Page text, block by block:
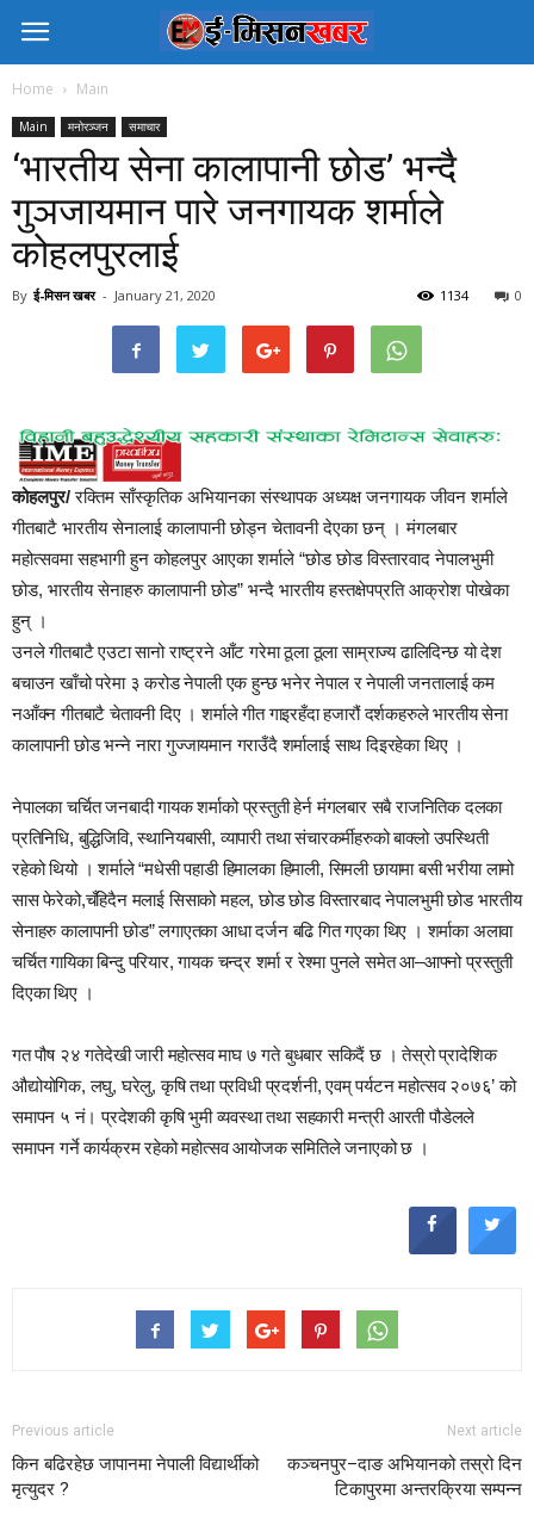
Home Main
Main मनोरञ्जन समाचार
‘भारतीय सेना कालापानी छोड’ भन्दै
गुञजायमान पारे जनगायक शर्माले
कोहलपुरलाई
By ई-मिसन खबर - January 21, 2020 0
1134
कोहलपुर/रक्तिम साँस्कृतिक अभियानका संस्थापक अध्यक्ष जनगायक जीवन शर्माले
गीतबाटै भारतीय सेनालाई कालापानी छोड्न चेतावनी देएका छन् । मंगलबार
महोत्सवमा सहभागी हुन कोहलपुर आएका शर्माले “छोड छोड विस्तारवाद नेपालभुमी
छोड, भारतीय सेनाहरु कालापानी छोड” भन्दै भारतीय हस्तक्षेपप्रति आक्रोश पोखेका
हुन् ।
उनले गीतबाटै एउटा सानो राष्ट्रने आँट गरेमा ठूला ठूला साम्राज्य ढालिदिन्छ यो देश
बचाउन खाँचो परेमा ३ करोड नेपाली एक हुन्छ भनेर नेपाल र नेपाली जनतालाई कम
नआँक्न गीतबाटै चेतावनी दिए । शर्माले गीत गाइरहँदा हजारौं दर्शकहरुले भारतीय सेना
कालापानी छोड भन्ने नारा गुज्जायमान गराउँदै शर्मालाई साथ दिइरहेका थिए ।
नेपालका चर्चित जनबादी गायक शर्माको प्रस्तुती हेर्न मंगलबार सबै राजनितिक दलका
प्रतिनिधि, बुद्धिजिवि, स्थानियबासी, व्यापारी तथा संचारकर्मीहरुको बाक्लो उपस्थिती
रहेको थियो । शर्माले “मधेसी पहाडी हिमालका हिमाली, सिमली छायामा बसी भरीया लामो
सास फेरेको,चँहिदैन मलाई सिसाको महल, छोड छोड विस्तारबाद नेपालभुमी छोड भारतीय
सेनाहरु कालापानी छोड” लगाएतका आधा दर्जन बढि गित गएका थिए । शर्माका अलावा
चर्चित गायिका बिन्दु परियार, गायक चन्द्र शर्मा र रेश्मा पुनले समेत आ–आफ्नो प्रस्तुती
दिएका थिए ।
गत पौष २४ गतेदेखी जारी महोत्सव माघ ७ गते बुधबार सकिदैं छ । तेस्रो प्रादेशिक
औद्योयोगिक, लघु, घरेलु, कृषि तथा प्रविधी प्रदर्शनी, एवम् पर्यटन महोत्सव २०७६’ को
समापन ५ नं। प्रदेशकी कृषि भुमी व्यवस्था तथा सहकारी मन्त्री आरती पौडेलले
समापन गर्ने कार्यक्रम रहेको महोत्सव आयोजक समितिले जनाएको छ ।
Previous article
किन बढिरहेछ जापानमा नेपाली विद्यार्थीको
मृत्युदर ?
Next article
कञ्चनपुर–दाङ अभियानको तस्रो दिन
टिकापुरमा अन्तरक्रिया सम्पन्न